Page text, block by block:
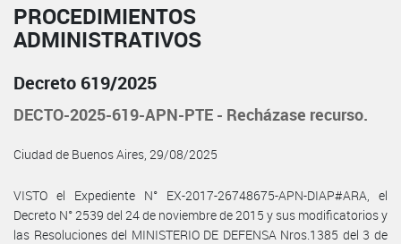
PROCEDIMIENTOS
ADMINISTRATIVOS
Decreto 619/2025
DECTO-2025-619-APN-PTE - Recházase recurso.
Ciudad de Buenos Aires, 29/08/2025
VISTO el Expediente N° EX-2017-26748675-APN-DIAP#ARA, el
Decreto N° 2539 del 24 de noviembre de 2015 y sus modificatorios y
las Resoluciones del MINISTERIO DE DEFENSA Nros.1385 del 3 de